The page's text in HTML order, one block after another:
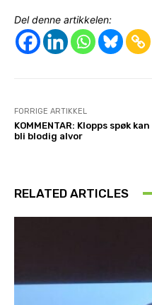
Del denne artikkelen:
FORRIGE ARTIKKEL
KOMMENTAR: Klopps spøk kan
bli blodig alvor
RELATED ARTICLES